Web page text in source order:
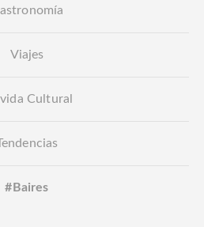
Viajes
Cultural
#Baires